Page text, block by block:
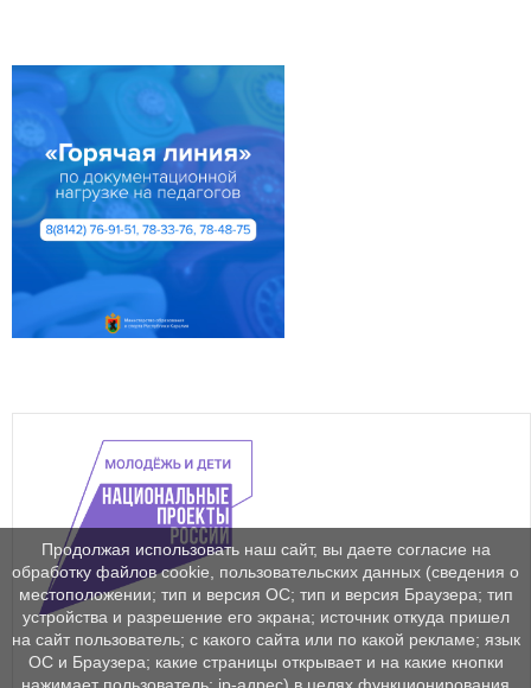
Продолжая использовать наш сайт, вы даете согласие на
обработку файлов cookie, пользовательских данных (сведения о
местоположении; тип и версия ОС; тип и версия Браузера; тип
устройства и разрешение его экрана; источник откуда пришел
на сайт пользователь; с какого сайта или по какой рекламе; язык
ОС и Браузера; какие страницы открывает и на какие кнопки